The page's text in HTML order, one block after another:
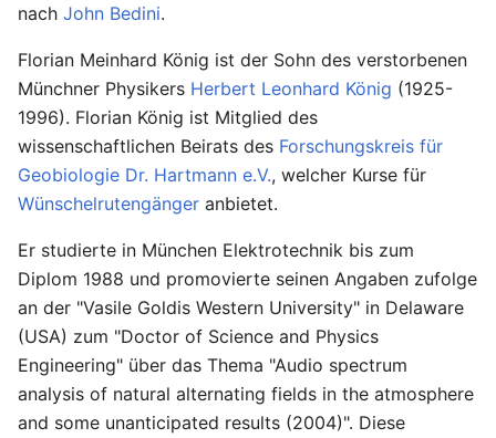
nach John Bedini.
Florian Meinhard König ist der Sohn des verstorbenen
Münchner Physikers Herbert Leonhard König (1925-
1996). Florian König ist Mitglied des
wissenschaftlichen Beirats des Forschungskreis für
Geobiologie Dr. Hartmann e.V., welcher Kurse für
Wünschelrutengänger anbietet.
Er studierte in München Elektrotechnik bis zum
Diplom 1988 und promovierte seinen Angaben zufolge
an der "Vasile Goldis Western University" in Delaware
(USA) zum "Doctor of Science and Physics
Engineering" über das Thema "Audio spectrum
analysis of natural alternating fields in the atmosphere
and some unanticipated results (2004)". Diese